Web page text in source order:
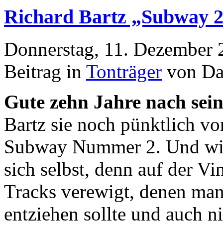
Richard Bartz „Subway
Donnerstag, 11.
Beitrag in Tonträger von
Gute zehn Jahre nach
Bartz sie noch pünktlich
Subway Nummer 2. Und
sich selbst, denn auf der
Tracks verewigt, denen
entziehen sollte und auch